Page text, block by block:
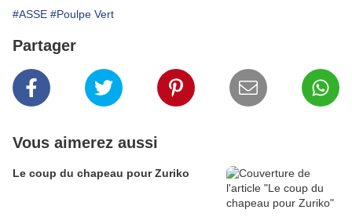
#ASSE #Poulpe Vert
Partager
Vous aimerez aussi
Le coup du chapeau pour Zuriko